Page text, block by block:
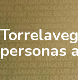
personas